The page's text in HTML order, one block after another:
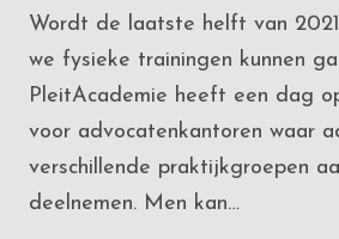
Wordt de laatste helft van
we fysieke trainingen kunnen
PleitAcademie heeft een dag
voor advocatenkantoren waar
verschillende praktijkgroepen
deelnemen. Men kan…